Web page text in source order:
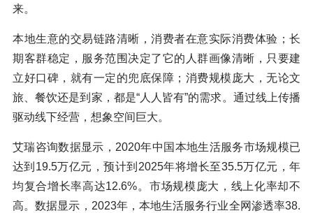
来。
本地生意的交易链路清晰，消费者在意实际消费体验；长
期客群稳定，服务范围决定了它的人群画像清晰，只要建
立好口碑，就有一定的兜底保障；消费规模庞大，无论文
旅、餐饮还是到家，都是“人人皆有”的需求。通过线上传播
驱动线下经营，想象空间巨大。
艾瑞咨询数据显示，2020年中国本地生活服务市场规模已
达到19.5万亿元，预计到2025年将增长至35.5万亿元，年
均复合增长率高达12.6%。市场规模庞大，线上化率却不
高。数据显示，2023年，本地生活服务行业全网渗透率38.